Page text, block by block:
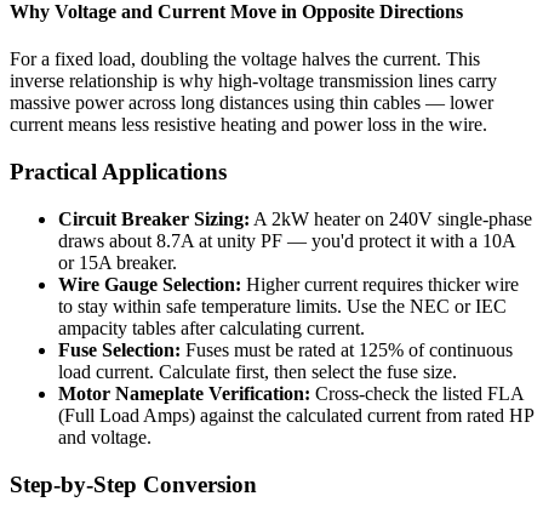
Why Voltage and Current Move in Opposite Directions
For a fixed load, doubling the voltage halves the current. This
inverse relationship is why high-voltage transmission lines carry
massive power across long distances using thin cables — lower
current means less resistive heating and power loss in the wire.
Practical Applications
Circuit Breaker Sizing: A 2kW heater on 240V single-phase
draws about 8.7A at unity PF — you'd protect it with a 10A
or 15A breaker.
Wire Gauge Selection: Higher current requires thicker wire
to stay within safe temperature limits. Use the NEC or IEC
ampacity tables after calculating current.
Fuse Selection: Fuses must be rated at 125% of continuous
load current. Calculate first, then select the fuse size.
Motor Nameplate Verification: Cross-check the listed FLA
(Full Load Amps) against the calculated current from rated HP
and voltage.
Step-by-Step Conversion